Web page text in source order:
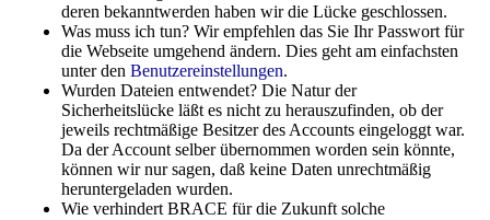
Tabak
Tierernährung
Vitamine
deren bekanntwerden haben wir die Lücke geschlossen.
Was muss ich tun? Wir empfehlen das Sie Ihr Passwort für
die Webseite umgehend ändern. Dies geht am einfachsten
unter den Benutzereinstellungen.
Wurden Dateien entwendet? Die Natur der
Sicherheitslücke läßt es nicht zu herauszufinden, ob der
jeweils rechtmäßige Besitzer des Accounts eingeloggt war.
Da der Account selber übernommen worden sein könnte,
können wir nur sagen, daß keine Daten unrechtmäßig
heruntergeladen wurden.
Wie verhindert BRACE für die Zukunft solche